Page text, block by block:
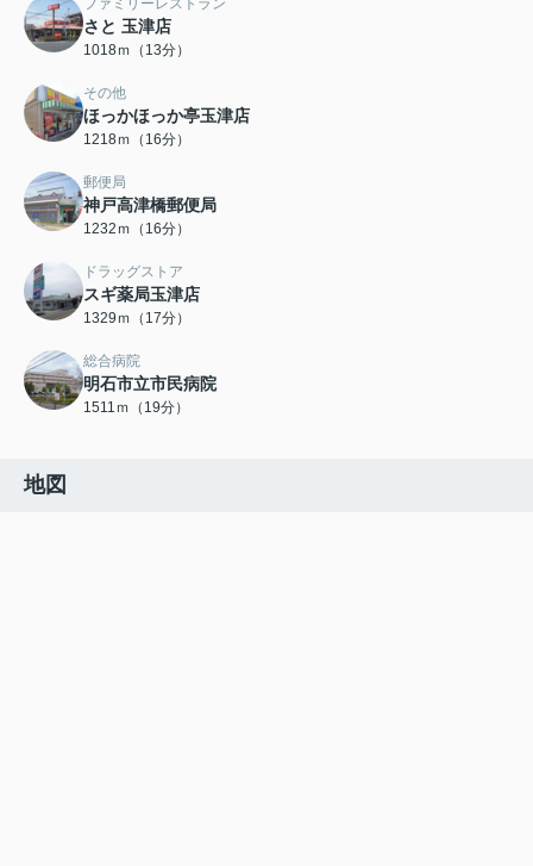
ファミリーレストラン
さと 玉津店
1018ｍ（13分）
その他
ほっかほっか亭玉津店
1218ｍ（16分）
郵便局
神戸高津橋郵便局
1232ｍ（16分）
ドラッグストア
スギ薬局玉津店
1329ｍ（17分）
総合病院
明石市立市民病院
1511ｍ（19分）
地図